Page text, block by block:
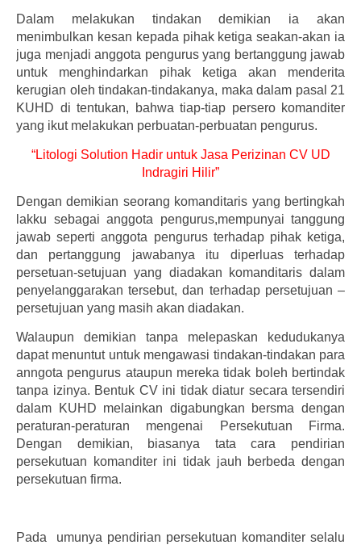
Dalam melakukan tindakan demikian ia akan
menimbulkan kesan kepada pihak ketiga seakan-akan ia
juga menjadi anggota pengurus yang bertanggung jawab
untuk menghindarkan pihak ketiga akan menderita
kerugian oleh tindakan-tindakanya, maka dalam pasal 21
KUHD di tentukan, bahwa tiap-tiap persero komanditer
yang ikut melakukan perbuatan-perbuatan pengurus.
“Litologi Solution Hadir untuk Jasa Perizinan CV UD
Indragiri Hilir”
Dengan demikian seorang komanditaris yang bertingkah
lakku sebagai anggota pengurus,mempunyai tanggung
jawab seperti anggota pengurus terhadap pihak ketiga,
dan pertanggung jawabanya itu diperluas terhadap
persetuan-setujuan yang diadakan komanditaris dalam
penyelanggarakan tersebut, dan terhadap persetujuan –
persetujuan yang masih akan diadakan.
Walaupun demikian tanpa melepaskan kedudukanya
dapat menuntut untuk mengawasi tindakan-tindakan para
anngota pengurus ataupun mereka tidak boleh bertindak
tanpa izinya. Bentuk CV ini tidak diatur secara tersendiri
dalam KUHD melainkan digabungkan bersma dengan
peraturan-peraturan mengenai Persekutuan Firma.
Dengan demikian, biasanya tata cara pendirian
persekutuan komanditer ini tidak jauh berbeda dengan
persekutuan firma.
Pada umunya pendirian persekutuan komanditer selalu